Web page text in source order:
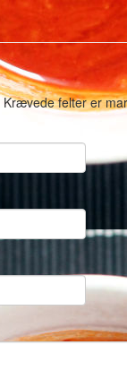
Krævede felter er